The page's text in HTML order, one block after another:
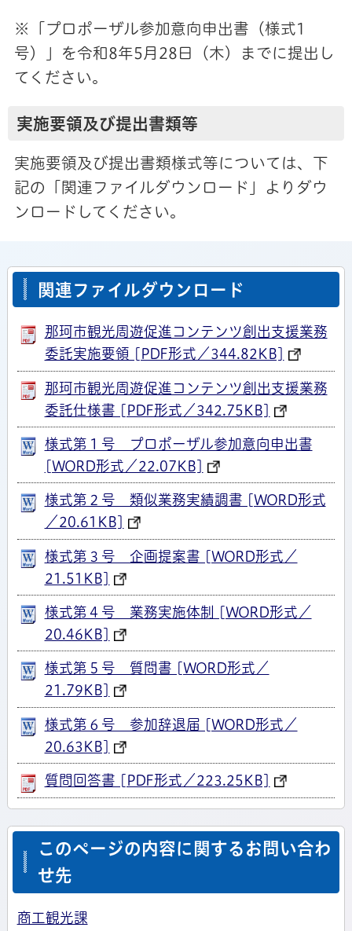
※「プロポーザル参加意向申出書（様式1
号）」を令和8年5月28日（木）までに提出し
てください。
実施要領及び提出書類等
実施要領及び提出書類様式等については、下
記の「関連ファイルダウンロード」よりダウ
ンロードしてください。
関連ファイルダウンロード
那珂市観光周遊促進コンテンツ創出支援業務
委託実施要領 [PDF形式／344.82KB]
那珂市観光周遊促進コンテンツ創出支援業務
委託仕様書 [PDF形式／342.75KB]
様式第１号 プロポーザル参加意向申出書
[WORD形式／22.07KB]
様式第２号 類似業務実績調書 [WORD形式
／20.61KB]
様式第３号 企画提案書 [WORD形式／
21.51KB]
様式第４号 業務実施体制 [WORD形式／
20.46KB]
様式第５号 質問書 [WORD形式／
21.79KB]
様式第６号 参加辞退届 [WORD形式／
20.63KB]
質問回答書 [PDF形式／223.25KB]
このページの内容に関するお問い合わ
せ先
商工観光課